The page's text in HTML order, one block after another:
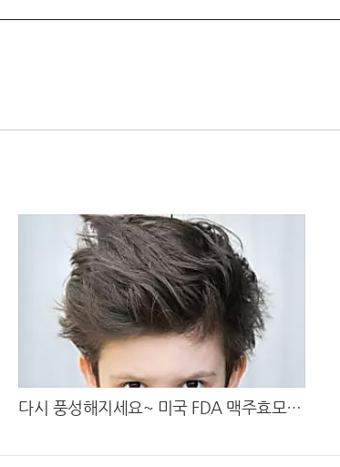
다시 풍성해지세요~ 미국 FDA 맥주효모샴